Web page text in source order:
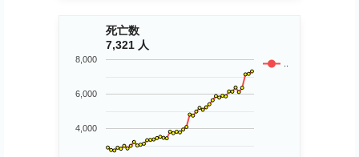
死亡数
7,321 人
..
4,000
6,000
8,000